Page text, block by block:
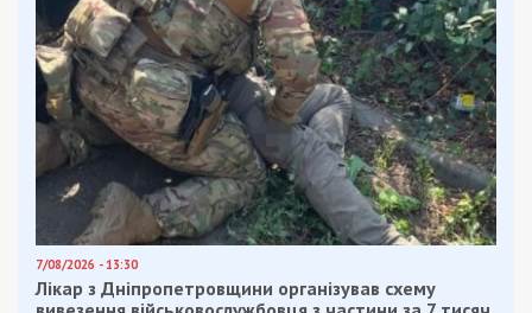
7/08/2026 - 13:30
Лікар з Дніпропетровщини організував схему